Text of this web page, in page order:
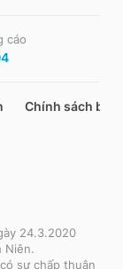
cáo
Chính sách bảo
24.3.2020
Niên.
sự chấp thuận